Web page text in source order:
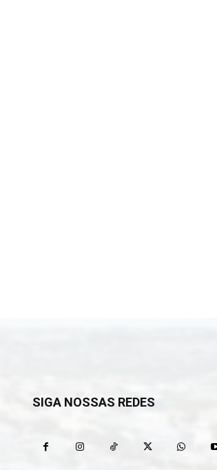
SIGA NOSSAS REDES